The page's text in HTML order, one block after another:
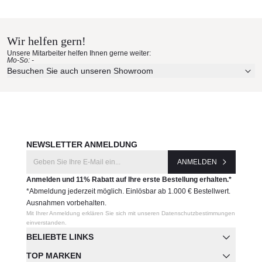
Hersteller:
Royal Mirage
Erleben Sie unsere Stoffe und Materialien ganz in Ruhe in
Ihren eigenen vier Wänden.
Aktuelle Originalstoffe des Herstellers
Wir helfen gern!
Unsere Mitarbeiter helfen Ihnen gerne weiter:
Mo-So: -
Besuchen Sie auch unseren Showroom
BELIEBTE LINKS
TOP MARKEN
NEWSLETTER ANMELDUNG
ANMELDEN
Anmelden und 11% Rabatt auf Ihre erste Bestellung erhalten.*
*Abmeldung jederzeit möglich. Einlösbar ab 1.000 € Bestellwert.
Ausnahmen vorbehalten.
Mit Ihrer Anmeldung erklären Sie sich mit unseren Datenschutzbestimmungen
einverstanden.